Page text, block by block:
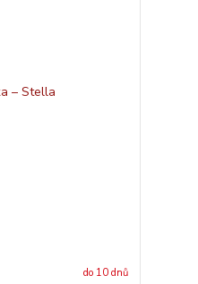
do 10 dnů